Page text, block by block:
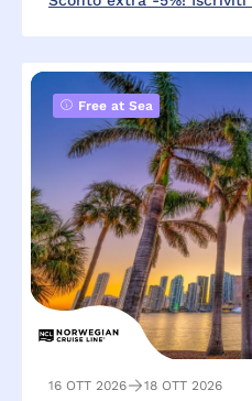
Free at Sea
16 OTT 2026 18 OTT 2026